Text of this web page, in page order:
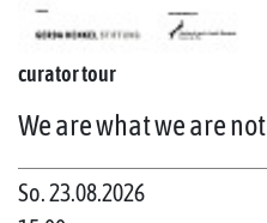
curator tour
We are what we are not
So. 23.08.2026